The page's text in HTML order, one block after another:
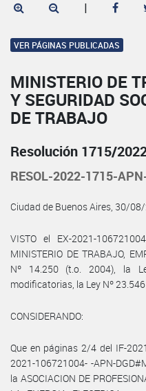
|
VER PÁGINAS PUBLICADAS
MINISTERIO DE
Y SEGURIDAD
DE TRABAJO
Resolución 1715/
RESOL-2022-1715-
Ciudad de Buenos Aires, 30/
VISTO el EX-2021-
MINISTERIO DE TRABAJO,
Nº 14.250 (t.o. 2004), la
modificatorias, la Ley Nº
CONSIDERANDO:
Que en páginas 2/4 del IF-
2021-106721004- -APN-
la ASOCIACION DE